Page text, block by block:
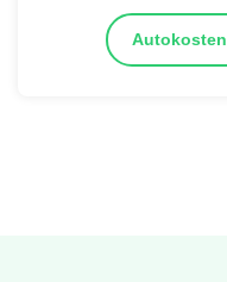
Autokosten